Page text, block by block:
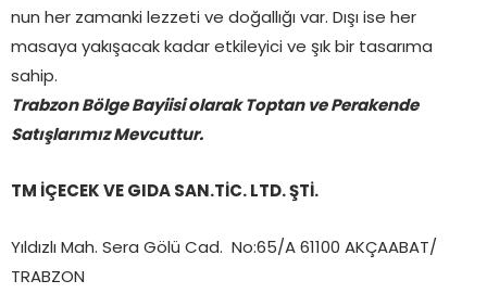
nun her zamanki lezzeti ve doğallığı var. Dışı ise her
masaya yakışacak kadar etkileyici ve şık bir tasarıma
sahip.
Trabzon Bölge Bayiisi olarak Toptan ve Perakende
Satışlarımız Mevcuttur.
TM İÇECEK VE GIDA SAN.TİC. LTD. ŞTİ.
Yıldızlı Mah. Sera Gölü Cad. No:65/A 61100 AKÇAABAT/
TRABZON